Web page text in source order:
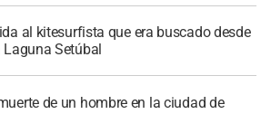
al kitesurfista que era buscado desde
Laguna Setúbal
de un hombre en la ciudad de